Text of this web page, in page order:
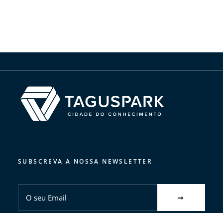
SUBSCREVA A NOSSA NEWSLETTER